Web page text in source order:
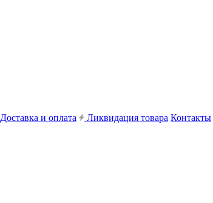
Доставка и оплата Ликвидация товара Контакты